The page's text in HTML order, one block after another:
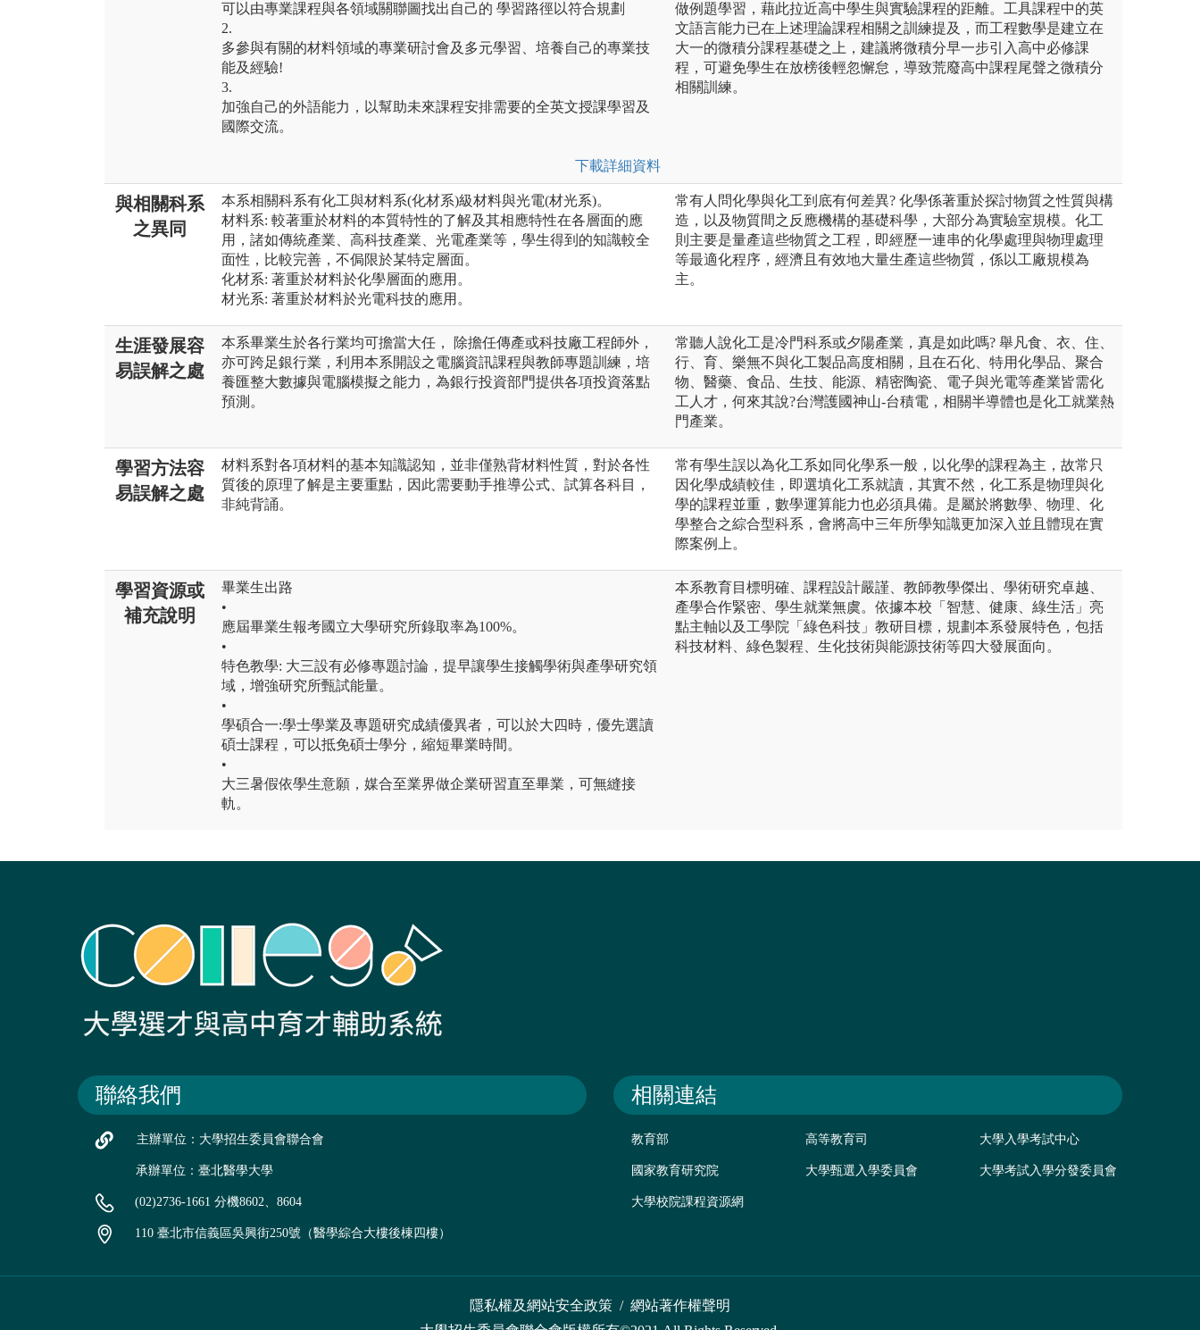
可以由專業課程與各領域關聯圖找出自己的 學習路徑以符合規劃
2.
多參與有關的材料領域的專業研討會及多元學習、培養自己的專業技
能及經驗!
3.
加強自己的外語能力，以幫助未來課程安排需要的全英文授課學習及
國際交流。
下載詳細資料
做例題學習，藉此拉近高中學生與實驗課程的距離。工具課程中的英
文語言能力已在上述理論課程相關之訓練提及，而工程數學是建立在
大一的微積分課程基礎之上，建議將微積分早一步引入高中必修課
程，可避免學生在放榜後輕忽懈怠，導致荒廢高中課程尾聲之微積分
相關訓練。
與相關科系
之異同
本系相關科系有化工與材料系(化材系)級材料與光電(材光系)。
材料系: 較著重於材料的本質特性的了解及其相應特性在各層面的應
用，諸如傳統產業、高科技產業、光電產業等，學生得到的知識較全
面性，比較完善，不侷限於某特定層面。
化材系: 著重於材料於化學層面的應用。
材光系: 著重於材料於光電科技的應用。
常有人問化學與化工到底有何差異? 化學係著重於探討物質之性質與構
造，以及物質間之反應機構的基礎科學，大部分為實驗室規模。化工
則主要是量產這些物質之工程，即經歷一連串的化學處理與物理處理
等最適化程序，經濟且有效地大量生產這些物質，係以工廠規模為
主。
生涯發展容
易誤解之處
本系畢業生於各行業均可擔當大任， 除擔任傳產或科技廠工程師外，
亦可跨足銀行業，利用本系開設之電腦資訊課程與教師專題訓練，培
養匯整大數據與電腦模擬之能力，為銀行投資部門提供各項投資落點
預測。
常聽人說化工是冷門科系或夕陽產業，真是如此嗎? 舉凡食、衣、住、
行、育、樂無不與化工製品高度相關，且在石化、特用化學品、聚合
物、醫藥、食品、生技、能源、精密陶瓷、電子與光電等產業皆需化
工人才，何來其說?台灣護國神山-台積電，相關半導體也是化工就業熱
門產業。
學習方法容
易誤解之處
材料系對各項材料的基本知識認知，並非僅熟背材料性質，對於各性
質後的原理了解是主要重點，因此需要動手推導公式、試算各科目，
非純背誦。
常有學生誤以為化工系如同化學系一般，以化學的課程為主，故常只
因化學成績較佳，即選填化工系就讀，其實不然，化工系是物理與化
學的課程並重，數學運算能力也必須具備。是屬於將數學、物理、化
學整合之綜合型科系，會將高中三年所學知識更加深入並且體現在實
際案例上。
學習資源或
補充說明
畢業生出路
•
應屆畢業生報考國立大學研究所錄取率為100%。
•
特色教學: 大三設有必修專題討論，提早讓學生接觸學術與產學研究領
域，增強研究所甄試能量。
•
學碩合一:學士學業及專題研究成績優異者，可以於大四時，優先選讀
碩士課程，可以抵免碩士學分，縮短畢業時間。
•
大三暑假依學生意願，媒合至業界做企業研習直至畢業，可無縫接
軌。
本系教育目標明確、課程設計嚴謹、教師教學傑出、學術研究卓越、
產學合作緊密、學生就業無虞。依據本校「智慧、健康、綠生活」亮
點主軸以及工學院「綠色科技」教研目標，規劃本系發展特色，包括
科技材料、綠色製程、生化技術與能源技術等四大發展面向。
聯絡我們
主辦單位：大學招生委員會聯合會
承辦單位：臺北醫學大學
(02)2736-1661 分機8602、8604
110 臺北市信義區吳興街250號（醫學綜合大樓後棟四樓）
相關連結
教育部 高等教育司 大學入學考試中心
國家教育研究院 大學甄選入學委員會 大學考試入學分發委員會
大學校院課程資源網
隱私權及網站安全政策 / 網站著作權聲明